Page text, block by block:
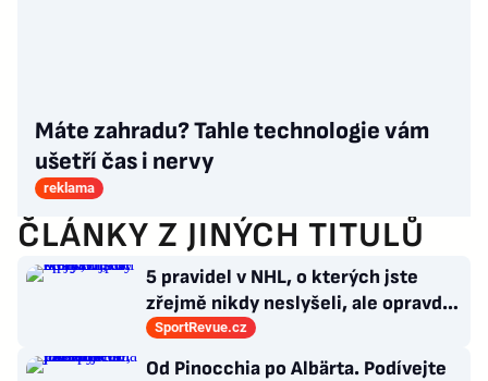
Máte zahradu? Tahle technologie vám
ušetří čas i nervy
reklama
ČLÁNKY Z JINÝCH TITULŮ
5 pravidel v NHL, o kterých jste
zřejmě nikdy neslyšeli, ale opravdu
platí
SportRevue.cz
Od Pinocchia po Albärta. Podívejte